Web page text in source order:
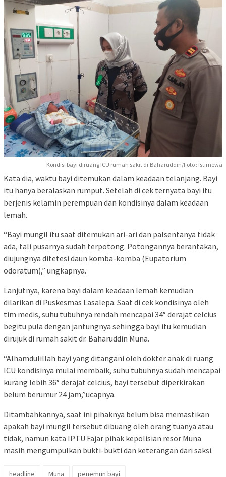
Kondisi bayi diruang ICU rumah sakit dr Baharuddin/Foto : Istimewa
Kata dia, waktu bayi ditemukan dalam keadaan telanjang. Bayi
itu hanya beralaskan rumput. Setelah di cek ternyata bayi itu
berjenis kelamin perempuan dan kondisinya dalam keadaan
lemah.
“Bayi mungil itu saat ditemukan ari-ari dan palsentanya tidak
ada, tali pusarnya sudah terpotong. Potongannya berantakan,
diujungnya ditetesi daun komba-komba (Eupatorium
odoratum),” ungkapnya.
Lanjutnya, karena bayi dalam keadaan lemah kemudian
dilarikan di Puskesmas Lasalepa. Saat di cek kondisinya oleh
tim medis, suhu tubuhnya rendah mencapai 34° derajat celcius
begitu pula dengan jantungnya sehingga bayi itu kemudian
dirujuk di rumah sakit dr. Baharuddin Muna.
“Alhamdulillah bayi yang ditangani oleh dokter anak di ruang
ICU kondisinya mulai membaik, suhu tubuhnya sudah mencapai
kurang lebih 36° derajat celcius, bayi tersebut diperkirakan
belum berumur 24 jam,”ucapnya.
Ditambahkannya, saat ini pihaknya belum bisa memastikan
apakah bayi mungil tersebut dibuang oleh orang tuanya atau
tidak, namun kata IPTU Fajar pihak kepolisian resor Muna
masih mengumpulkan bukti-bukti dan keterangan dari saksi.
headline Muna penemun bayi